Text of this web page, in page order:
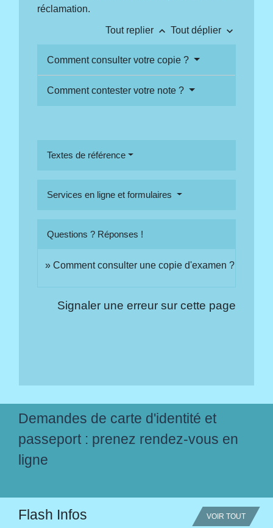
réclamation.
Tout replier keyboard_arrow_up Tout déplier keyboard_arrow_down
Comment consulter votre copie ?
Comment contester votre note ?
Textes de référence
Services en ligne et formulaires
Questions ? Réponses !
Comment consulter une copie d'examen ?
Signaler une erreur sur cette page
Demandes de carte d'identité et
passeport : prenez rendez-vous en
ligne
Flash Infos VOIR TOUT